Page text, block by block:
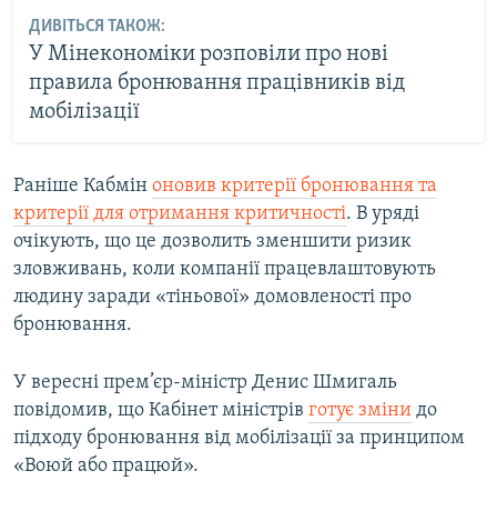
ДИВІТЬСЯ ТАКОЖ:
У Мінекономіки розповіли про нові
правила бронювання працівників від
мобілізації
Раніше Кабмін оновив критерії бронювання та
критерії для отримання критичності. В уряді
очікують, що це дозволить зменшити ризик
зловживань, коли компанії працевлаштовують
людину заради «тіньової» домовленості про
бронювання.
У вересні прем’єр-міністр Денис Шмигаль
повідомив, що Кабінет міністрів готує зміни до
підходу бронювання від мобілізації за принципом
«Воюй або працюй».